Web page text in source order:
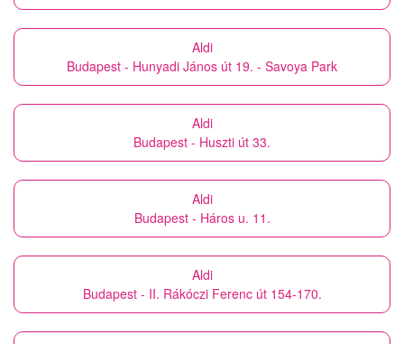
Aldi
Budapest - Hunyadi János út 19. - Savoya Park
Aldi
Budapest - Huszti út 33.
Aldi
Budapest - Háros u. 11.
Aldi
Budapest - II. Rákóczi Ferenc út 154-170.